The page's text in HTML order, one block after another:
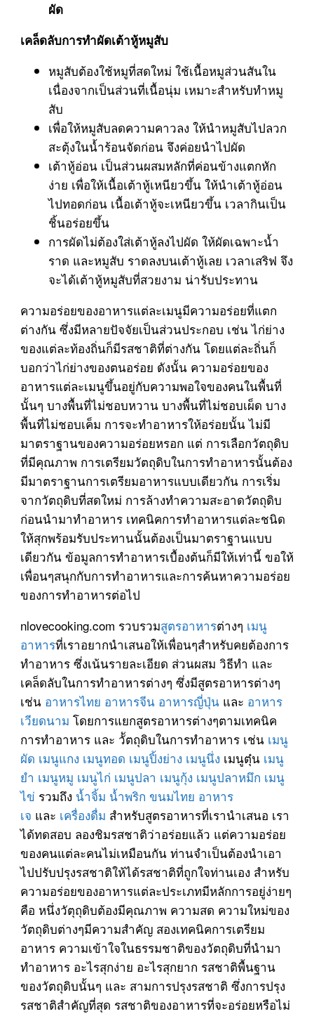
ผัด
เคล็ดลับการทำผัดเต้าหู้หมูสับ
หมูสับต้องใช้หมูที่สดใหม่ ใช้เนื้อหมูส่วนสันใน
เนื่องจากเป็นส่วนที่เนื้อนุ่ม เหมาะสำหรับทำหมู
สับ
เพื่อให้หมูสับลดความคาวลง ให้นำหมูสับไปลวก
สะตุ้งในน้ำร้อนจัดก่อน จึงค่อยนำไปผัด
เต้าหู้อ่อน เป็นส่วนผสมหลักที่ค่อนข้างแตกหัก
ง่าย เพื่อให้เนื้อเต้าหู้เหนียวขึ้น ให้นำเต้าหู้อ่อน
ไปทอดก่อน เนื้อเต้าหู้จะเหนียวขึ้น เวลากินเป็น
ชิ้นอร่อยขึ้น
การผัดไม่ต้องใส่เต้าหู้ลงไปผัด ให้ผัดเฉพาะน้ำ
ราด และหมูสับ ราดลงบนเต้าหู้เลย เวลาเสริฟ จึง
จะได้เต้าหู้หมูสับที่สวยงาม น่ารับประทาน
ความอร่อยของอาหารแต่ละเมนูมีความอร่อยที่แตก
ต่างกัน ซึ่งมีหลายปัจจัยเป็นส่วนประกอบ เช่น ไก่ย่าง
ของแต่ละท้องถิ่นก็มีรสชาติที่ต่างกัน โดยแต่ละถิ่นก็
บอกว่าไก่ย่างของตนอร่อย ดังนั้น ความอร่อยของ
อาหารแต่ละเมนูขึ้นอยู่กับความพอใจของคนในพื้นที่
นั้นๆ บางพื้นที่ไม่ชอบหวาน บางพื้นที่ไม่ชอบเผ็ด บาง
พื้นที่ไม่ชอบเค็ม การจะทำอาหารให้อร่อยนั้น ไม่มี
มาตราฐานของความอร่อยหรอก แต่ การเลือกวัตถุดิบ
ที่มีคุณภาพ การเตรียมวัตถุดิบในการทำอาหารนั้นต้อง
มีมาตราฐานการเตรียมอาหารแบบเดียวกัน การเริ่ม
จากวัตถุดิบที่สดใหม่ การล้างทำความสะอาดวัตถุดิบ
ก่อนนำมาทำอาหาร เทคนิคการทำอาหารแต่ละชนิด
ให้สุกพร้อมรับประทานนั้นต้องเป็นมาตราฐานแบบ
เดียวกัน ข้อมูลการทำอาหารเบื้องต้นก็มีให้เท่านี้ ขอให้
เพื่อนๆสนุกกับการทำอาหารและการค้นหาความอร่อย
ของการทำอาหารต่อไป
nlovecooking.com รวบรวมสูตรอาหารต่างๆ เมนู
อาหารที่เราอยากนำเสนอให้เพื่อนๆสำหรับคยต้องการ
ทำอาหาร ซึ่งเน้นรายละเอียด ส่วนผสม วิธีทำ และ
เคล็ดลับในการทำอาหารต่างๆ ซึ่งมีสูตรอาหารต่างๆ
เช่น อาหารไทย อาหารจีน อาหารญี่ปุ่นและ อาหาร
เวียดนาม โดยการแยกสูตรอาหารต่างๆตามเทคนิค
การทำอาหาร และ วััตถุดิบในการทำอาหาร เช่น เมนู
ผัด เมนูแกง เมนูทอด เมนูปิ้งย่าง เมนูนึ่ง เมนูตุ๋น เมนู
ยำ เมนูหมู เมนูไก่ เมนูปลา เมนูกุ้ง เมนูปลาหมึก เมนู
ไข่ รวมถึง น้ำจิ้ม น้ำพริก ขนมไทย อาหาร
เจ และ เครื่องดื่ม สำหรับสูตรอาหารที่เรานำเสนอ เรา
ได้ทดสอบ ลองชิมรสชาติว่าอร่อยแล้ว แต่ความอร่อย
ของคนแต่ละคนไม่เหมือนกัน ท่านจำเป็นต้องนำเอา
ไปปรับปรุงรสชาติให้ได้รสชาติที่ถูกใจท่านเอง สำหรับ
ความอร่อยของอาหารแต่ละประเภทมีหลักการอยู่ง่ายๆ
คือ หนึ่งวัตุถุดิบต้องมีคุณภาพ ความสด ความใหม่ของ
วัตถุดิบต่างๆมีความสำคัญ สองเทคนิคการเตรียม
อาหาร ความเข้าใจในธรรมชาติของวัตถุดิบที่นำมา
ทำอาหาร อะไรสุกง่าย อะไรสุกยาก รสชาติพื้นฐาน
ของวัตถุดิบนั้นๆ และ สามการปรุงรสชาติ ซึ่งการปรุง
รสชาติสำคัญที่สุด รสชาติของอาหารที่จะอร่อยหรือไม่